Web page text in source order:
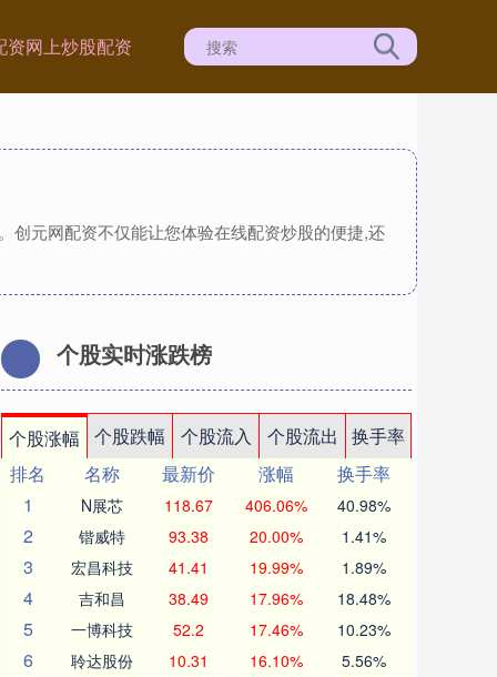
资网上炒股配资
创元网配资不仅能让您体验在线配资炒股的便捷,还
个股实时涨跌榜
个股涨幅 个股跌幅 个股流入 个股流出
换手率
排名
名称 最新价 涨幅
换手率
1
N展芯 118.67 406.06% 40.98%
2 锴威特 93.38 20.00% 1.41%
3 宏昌科技 41.41 19.99% 1.89%
4 吉和昌 38.49 17.96% 18.48%
5 一博科技 52.2 17.46% 10.23%
6 聆达股份 10.31 16.10% 5.56%